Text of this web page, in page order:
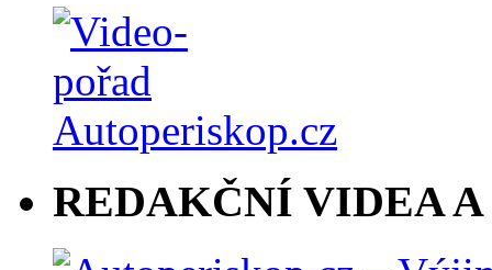
REDAKČNÍ VIDEA A